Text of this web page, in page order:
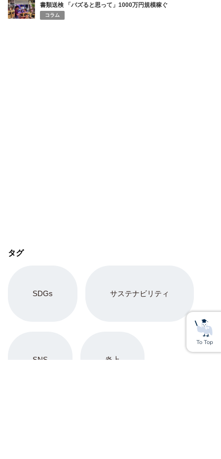
書類送検 「バズると思って」1000万円規模稼ぐ
コラム
タグ
SDGs サステナビリティ
SNS 炎上